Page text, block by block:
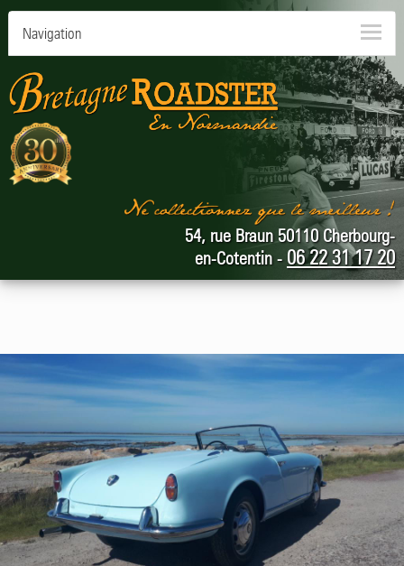
Navigation
54, rue Braun 50110 Cherbourg-
en-Cotentin - 06 22 31 17 20